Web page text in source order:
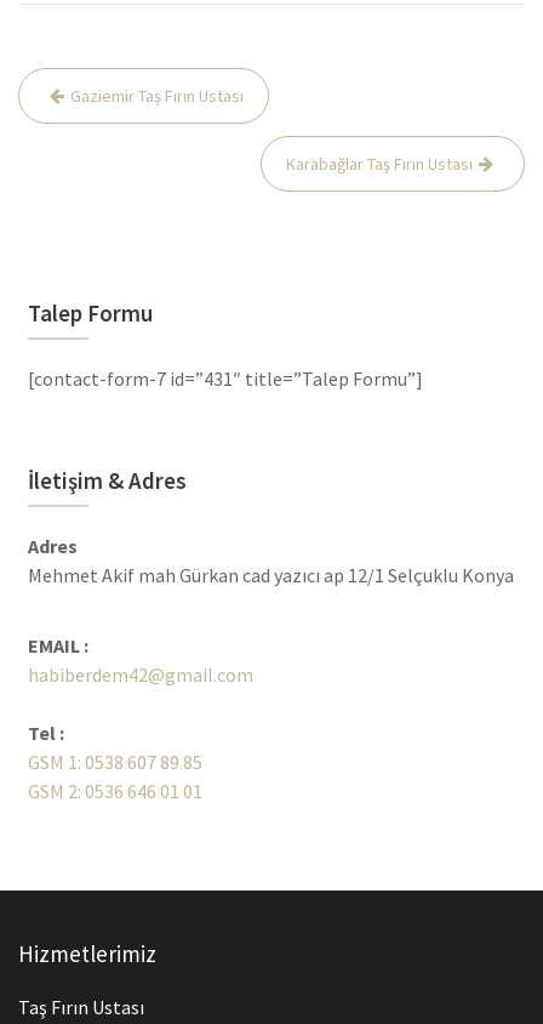
Yazı
gezinmesi
Gaziemir Taş Fırın Ustası
Karabağlar Taş Fırın Ustası
Talep Formu
[contact-form-7 id=”431″ title=”Talep Formu”]
İletişim & Adres
Adres
Mehmet Akif mah Gürkan cad yazıcı ap 12/1 Selçuklu Konya
EMAIL :
habiberdem42@gmail.com
Tel :
GSM 1: 0538 607 89 85
GSM 2: 0536 646 01 01
Hizmetlerimiz
Taş Fırın Ustası